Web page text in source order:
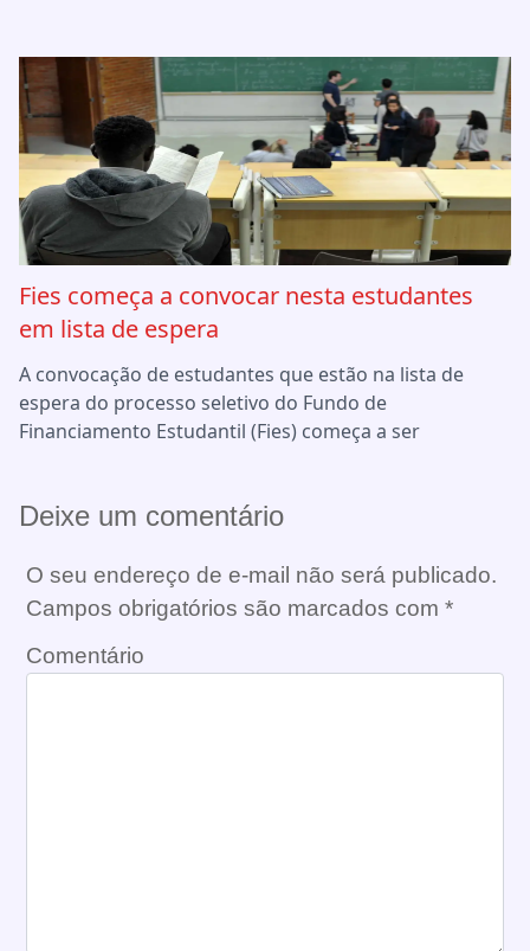
Fies começa a convocar nesta estudantes
em lista de espera
A convocação de estudantes que estão na lista de
espera do processo seletivo do Fundo de
Financiamento Estudantil (Fies) começa a ser
Deixe um comentário
O seu endereço de e-mail não será publicado.
Campos obrigatórios são marcados com *
Comentário